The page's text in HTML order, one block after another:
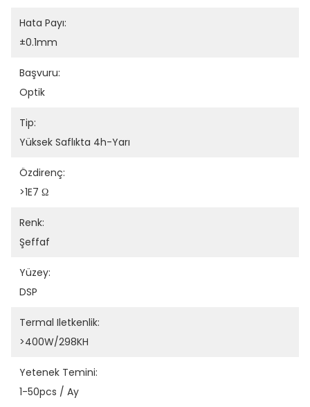
Hata Payı:
±0.1mm
Başvuru:
Optik
Tip:
Yüksek Saflıkta 4h-Yarı
Özdirenç:
>1E7 Ω
Renk:
Şeffaf
Yüzey:
DSP
Termal Iletkenlik:
>400W/298KH
Yetenek Temini:
1-50pcs / Ay